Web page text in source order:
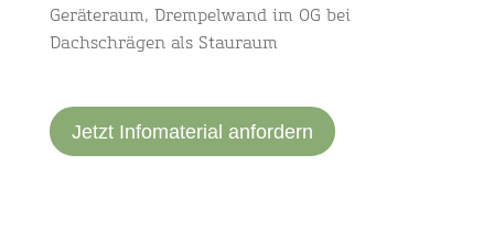
Geräteraum, Drempelwand im OG bei
Dachschrägen als Stauraum
Jetzt Infomaterial anfordern